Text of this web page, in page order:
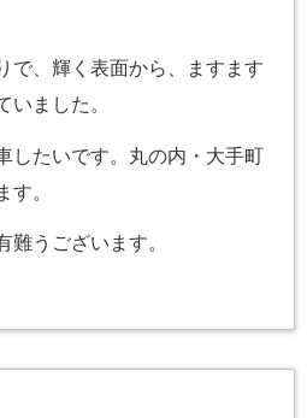
で、輝く表面から、ますます
いました。
したいです。丸の内・大手町
す。
難うございます。